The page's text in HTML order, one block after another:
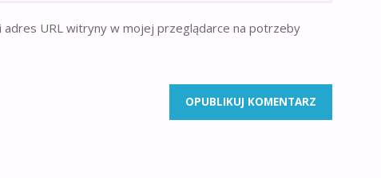
adres URL witryny w mojej przeglądarce na potrzeby